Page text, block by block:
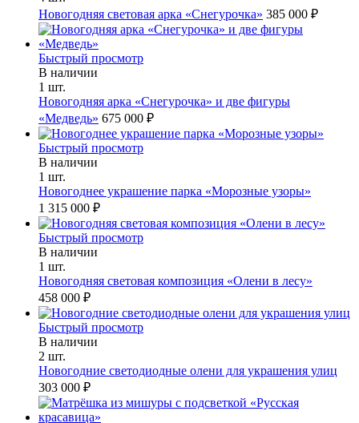
Новогодняя световая арка «Снегурочка» 385 000 ₽
Быстрый просмотр
В наличии
1 шт.
Новогодняя арка «Снегурочка» и две фигуры
«Медведь» 675 000 ₽
Быстрый просмотр
В наличии
1 шт.
Новогоднее украшение парка «Морозные узоры»
1 315 000 ₽
Быстрый просмотр
В наличии
1 шт.
Новогодняя световая композиция «Олени в лесу»
458 000 ₽
Быстрый просмотр
В наличии
2 шт.
Новогодние светодиодные олени для украшения улиц
303 000 ₽